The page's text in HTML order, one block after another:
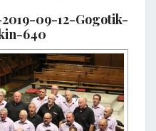
09-12-Gogotik-
640